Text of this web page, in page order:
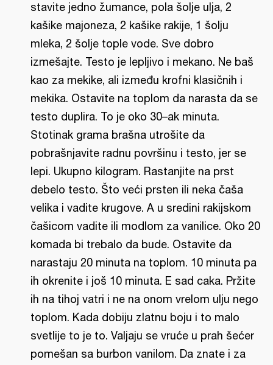
stavite jedno žumance, pola šolje ulja, 2
kašike majoneza, 2 kašike rakije, 1 šolju
mleka, 2 šolje tople vode. Sve dobro
izmešajte. Testo je lepljivo i mekano. Ne baš
kao za mekike, ali između krofni klasičnih i
mekika. Ostavite na toplom da narasta da se
testo duplira. To je oko 30–ak minuta.
Stotinak grama brašna utrošite da
pobrašnjavite radnu površinu i testo, jer se
lepi. Ukupno kilogram. Rastanjite na prst
debelo testo. Što veći prsten ili neka čaša
velika i vadite krugove. A u sredini rakijskom
čašicom vadite ili modlom za vanilice. Oko 20
komada bi trebalo da bude. Ostavite da
narastaju 20 minuta na toplom. 10 minuta pa
ih okrenite i još 10 minuta. E sad caka. Pržite
ih na tihoj vatri i ne na onom vrelom ulju nego
toplom. Kada dobiju zlatnu boju i to malo
svetlije to je to. Valjaju se vruće u prah šećer
pomešan sa burbon vanilom. Da znate i za